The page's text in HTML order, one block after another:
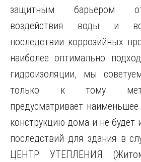
защитным барьером
воздействия воды и
последствии коррозийных
наиболее оптимально
гидроизоляции, мы
только к тому
предусматривает
конструкцию дома и не будет
последствий для здания в
ЦЕНТР УТЕПЛЕНИЯ